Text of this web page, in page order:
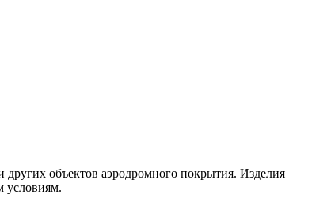
объектов аэродромного покрытия. Изделия
условиям.